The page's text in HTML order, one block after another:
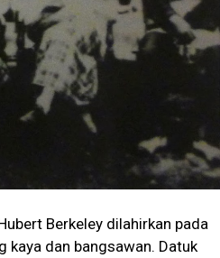
Berkeley dilahirkan pada
kaya dan bangsawan. Datuk